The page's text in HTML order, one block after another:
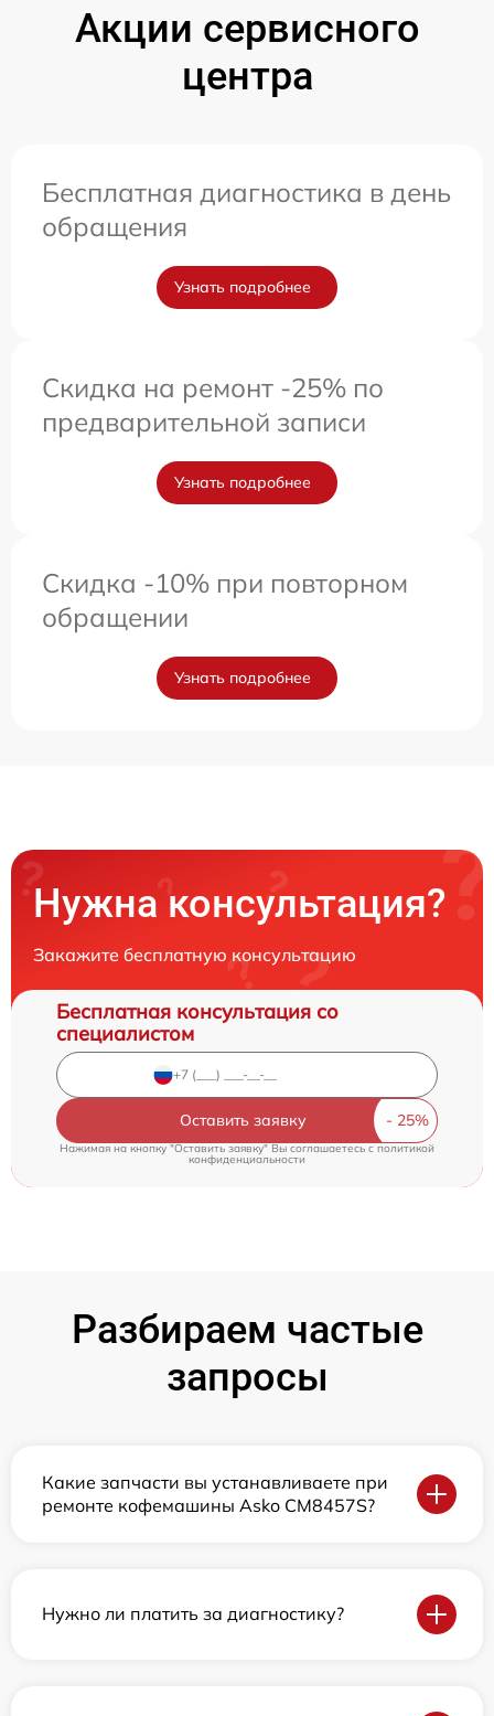
Акции сервисного
центра
Бесплатная диагностика в день
обращения
Узнать подробнее
Скидка на ремонт -25% по
предварительной записи
Узнать подробнее
Скидка -10% при повторном
обращении
Узнать подробнее
Нужна консультация?
Закажите бесплатную консультацию
Бесплатная консультация со
специалистом
Оставить заявку
Нажимая на кнопку "Оставить заявку" Вы соглашаетесь cполитикой
конфиденциальности
Разбираем частые
запросы
Какие запчасти вы устанавливаете при
ремонте кофемашины Asko CM8457S?
Нужно ли платить за диагностику?